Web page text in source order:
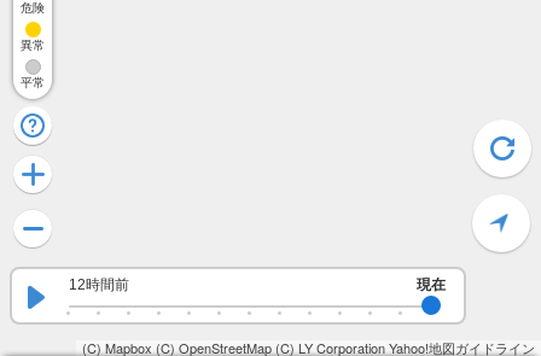
(C) Mapbox (C) OpenStreetMap(C) LY CorporationYahoo!地図ガイドライン
12時間前 現在
危険
異常
平常